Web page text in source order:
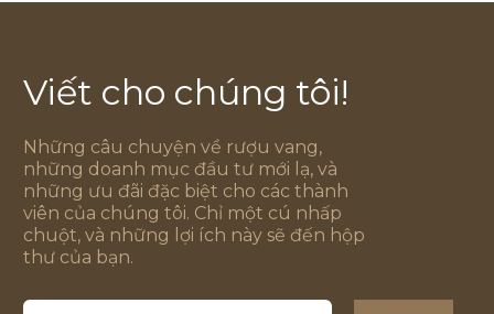
Viết cho chúng tôi!
Những câu chuyện về rượu vang,
những doanh mục đầu tư mới lạ, và
những ưu đãi đặc biệt cho các thành
viên của chúng tôi. Chỉ một cú nhấp
chuột, và những lợi ích này sẽ đến hộp
thư của bạn.